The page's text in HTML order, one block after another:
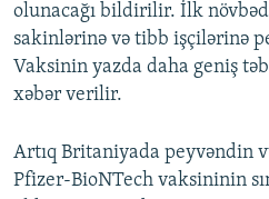
olunacağı bildirilir. İlk
sakinlərinə və tibb işçilərinə
Vaksinin yazda daha geniş
xəbər verilir.
Artıq Britaniyada peyvəndin
Pfizer-BioNTech vaksininin